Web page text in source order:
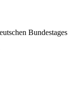
Bundestages